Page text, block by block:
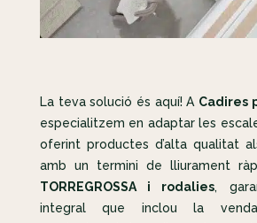
La teva solució és aquí! A Cadires
especialitzem en adaptar les
oferint productes d’alta qualitat
amb un termini de lliurament
TORREGROSSA i rodalies,
integral que inclou la